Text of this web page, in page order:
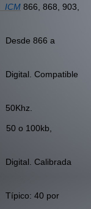
ICM 866, 868, 903,
a
Digital. Compatible
50Khz.
Digital. Calibrada
por